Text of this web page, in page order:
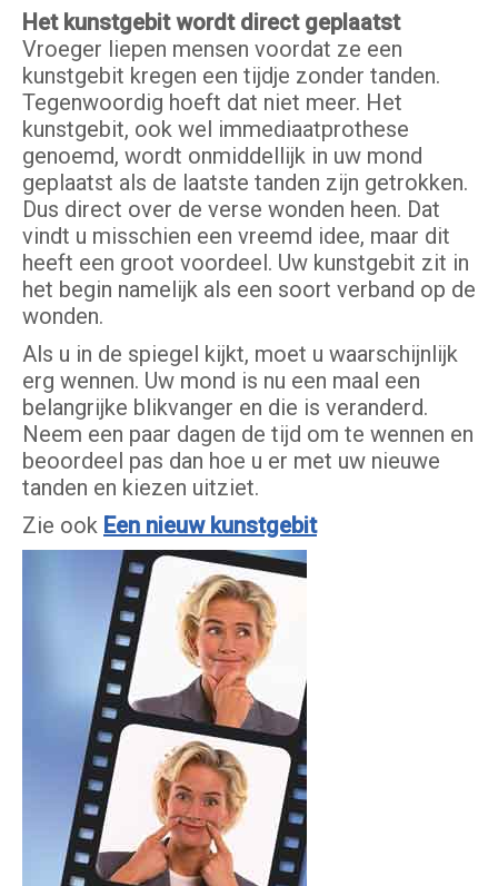
Het kunstgebit wordt direct geplaatst
Vroeger liepen mensen voordat ze een
kunstgebit kregen een tijdje zonder tanden.
Tegenwoordig hoeft dat niet meer. Het
kunstgebit, ook wel immediaatprothese
genoemd, wordt onmiddellijk in uw mond
geplaatst als de laatste tanden zijn getrokken.
Dus direct over de verse wonden heen. Dat
vindt u misschien een vreemd idee, maar dit
heeft een groot voordeel. Uw kunstgebit zit in
het begin namelijk als een soort verband op de
wonden.
Als u in de spiegel kijkt, moet u waarschijnlijk
erg wennen. Uw mond is nu een maal een
belangrijke blikvanger en die is veranderd.
Neem een paar dagen de tijd om te wennen en
beoordeel pas dan hoe u er met uw nieuwe
tanden en kiezen uitziet.
Zie ook Een nieuw kunstgebit